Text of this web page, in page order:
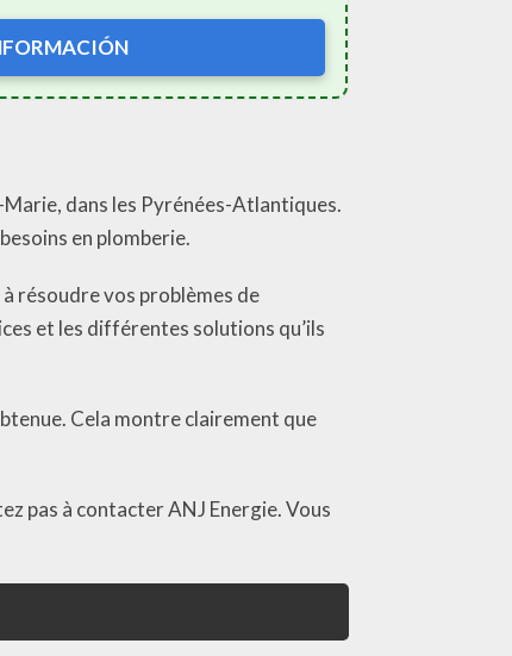
dans les Pyrénées-Atlantiques.
en plomberie.
résoudre vos problèmes de
et les différentes solutions qu’ils
Cela montre clairement que
pas à contacter ANJ Energie. Vous